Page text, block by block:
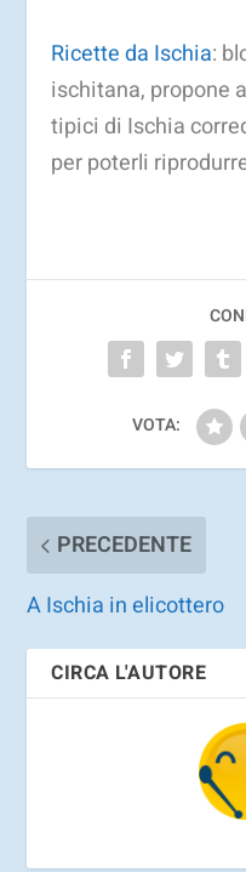
Ricette da Ischia:
ischitana, propone
tipici di Ischia
per poterli
VOTA:
PRECEDENTE
A Ischia in elicottero
CIRCA L'AUTORE